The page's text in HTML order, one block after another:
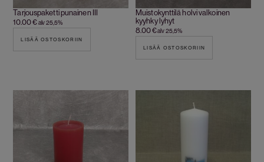
Tarjouspaketti punainen III
10.00€alv 25,5%
LISÄÄ OSTOSKORIIN
Muistokynttilä holvi valkoinen
kyyhky lyhyt
8.00€alv 25,5%
LISÄÄ OSTOSKORIIN